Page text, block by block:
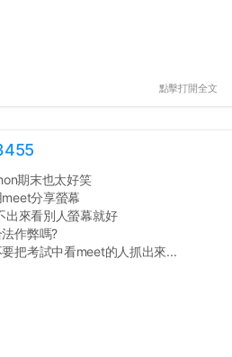
點擊打開全文
期末也太好笑
分享螢幕
出來看別人螢幕就好
作弊嗎?
把考試中看meet的人抓出來...